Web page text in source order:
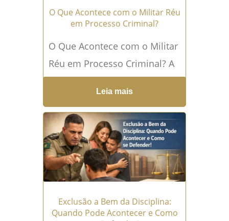
O Que Acontece com o Militar Réu
em Processo Criminal?
O Que Acontece com o Militar
Réu em Processo Criminal? A
vida militar é regida por um
conjunto de leis e
regulamentos...Leia mais →
Leia mais
Exclusão a Bem da Disciplina:
Quando Pode Acontecer e Como